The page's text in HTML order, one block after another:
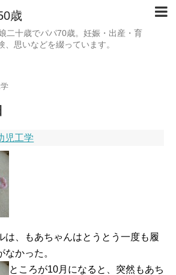
歳
二十歳でパパ70歳。妊娠・出産・育
、思いなどを綴っています。
児工学
は、もあちゃんはとうとう一度も履
かった。
ところが10月になると、突然もあち